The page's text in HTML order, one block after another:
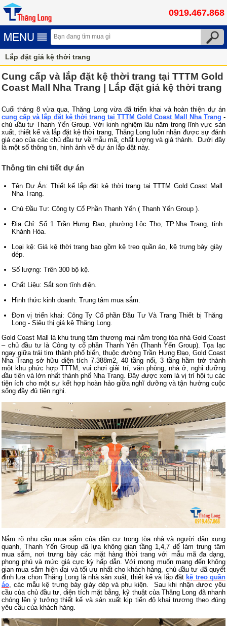
0919.467.868
Lắp đặt giá kệ thời trang
Cung cấp và lắp đặt kệ thời trang tại TTTM Gold
Coast Mall Nha Trang | Lắp đặt giá kệ thời trang
Cuối tháng 8 vừa qua, Thăng Long vừa đã triển khai và hoàn thiện dự án
cung cấp và lắp đặt kệ thời trang tại TTTM Gold Coast Mall Nha Trang -
chủ đầu tư Thanh Yến Group. Với kinh nghiệm lâu năm trong lĩnh vực sản
xuất, thiết kế và lắp đặt kệ thời trang, Thăng Long luôn nhận được sự đánh
giá cao của các chủ đầu tư về mẫu mã, chất lượng và giá thành. Dưới đây
là một số thông tin, hình ảnh về dự án lắp đặt này.
Thông tin chi tiết dự án
Tên Dự Án: Thiết kế lắp đặt kệ thời trang tại TTTM Gold Coast Mall
Nha Trang.
Chủ Đầu Tư: Công ty Cổ Phần Thanh Yến ( Thanh Yến Group ).
Địa Chỉ: Số 1 Trần Hưng Đạo, phường Lộc Thọ, TP.Nha Trang, tỉnh
Khánh Hòa.
Loại kệ: Giá kệ thời trang bao gồm kệ treo quần áo, kệ trưng bày giày
dép.
Số lượng: Trên 300 bộ kệ.
Chất Liệu: Sắt sơn tĩnh điện.
Hình thức kinh doanh: Trung tâm mua sắm.
Đơn vị triển khai: Công Ty Cổ phần Đầu Tư Và Trang Thiết bị Thăng
Long - Siêu thị giá kệ Thăng Long.
Gold Coast Mall là khu trung tâm thương mại nằm trong tòa nhà Gold Coast
– chủ đầu tư là Công ty cổ phần Thanh Yến (Thanh Yến Group). Tọa lạc
ngay giữa trái tim thành phố biển, thuộc đường Trần Hưng Đạo, Gold Coast
Nha Trang sở hữu diện tích 7.388m2, 40 tầng nổi, 3 tầng hầm trở thành
một khu phức hợp TTTM, vui chơi giải trí, văn phòng, nhà ở, nghỉ dưỡng
đầu tiên và lớn nhất thành phố Nha Trang. Đây được xem là vị trí hội tụ các
tiện ích cho một sự kết hợp hoàn hảo giữa nghĩ dưỡng và tận hưởng cuộc
sống đầy đủ tiện nghi.
Nắm rõ nhu cầu mua sắm của dân cư trong tòa nhà và người dân xung
quanh, Thanh Yến Group đã lựa không gian tầng 1,4,7 để làm trung tâm
mua sắm, nơi trưng bày các mặt hàng thời trang với mẫu mã đa dạng,
phong phú và mức giá cực kỳ hấp dẫn. Với mong muốn mang đến không
gian mua sắm hiện đại và tối ưu nhất cho khách hàng, chủ đầu tư đã quyết
định lựa chọn Thăng Long là nhà sản xuất, thiết kế và lắp đặt kệ treo quần
áo , các mẫu kệ trưng bày giày dép và phụ kiện. Sau khi nhận được yêu
cầu của chủ đầu tư, diện tích mặt bằng, kỹ thuật của Thăng Long đã nhanh
chóng lên ý tưởng thiết kế và sản xuất kịp tiến độ khai trương theo đúng
yêu cầu của khách hàng.